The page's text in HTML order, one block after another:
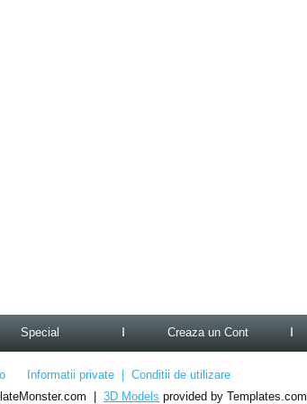
Special Creaza un Cont
Informatii private| Conditii de utilizare
| 3D Models provided by Templates.com